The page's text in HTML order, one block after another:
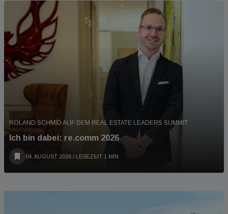
ROLAND SCHMID AUF DEM REAL ESTATE LEADERS SUMMIT
Ich bin dabei: re.comm 2026
04. AUGUST 2026 / LESEZEIT 1 MIN